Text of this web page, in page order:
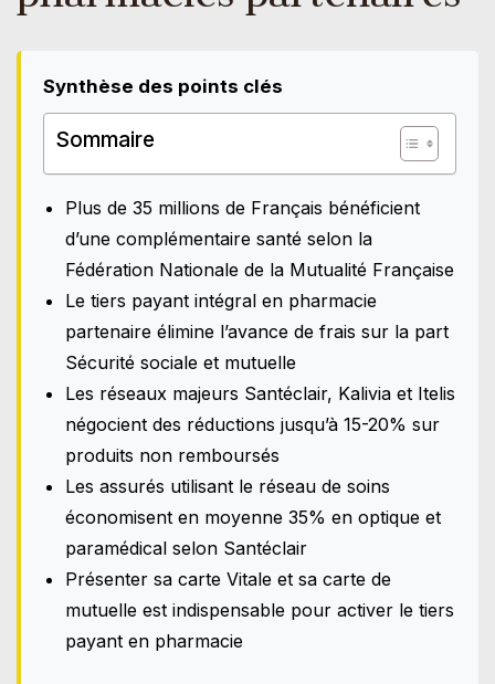
Synthèse des points clés
Sommaire
Plus de 35 millions de Français bénéficient
d’une complémentaire santé selon la
Fédération Nationale de la Mutualité Française
Le tiers payant intégral en pharmacie
partenaire élimine l’avance de frais sur la part
Sécurité sociale et mutuelle
Les réseaux majeurs Santéclair, Kalivia et Itelis
négocient des réductions jusqu’à 15-20% sur
produits non remboursés
Les assurés utilisant le réseau de soins
économisent en moyenne 35% en optique et
paramédical selon Santéclair
Présenter sa carte Vitale et sa carte de
mutuelle est indispensable pour activer le tiers
payant en pharmacie